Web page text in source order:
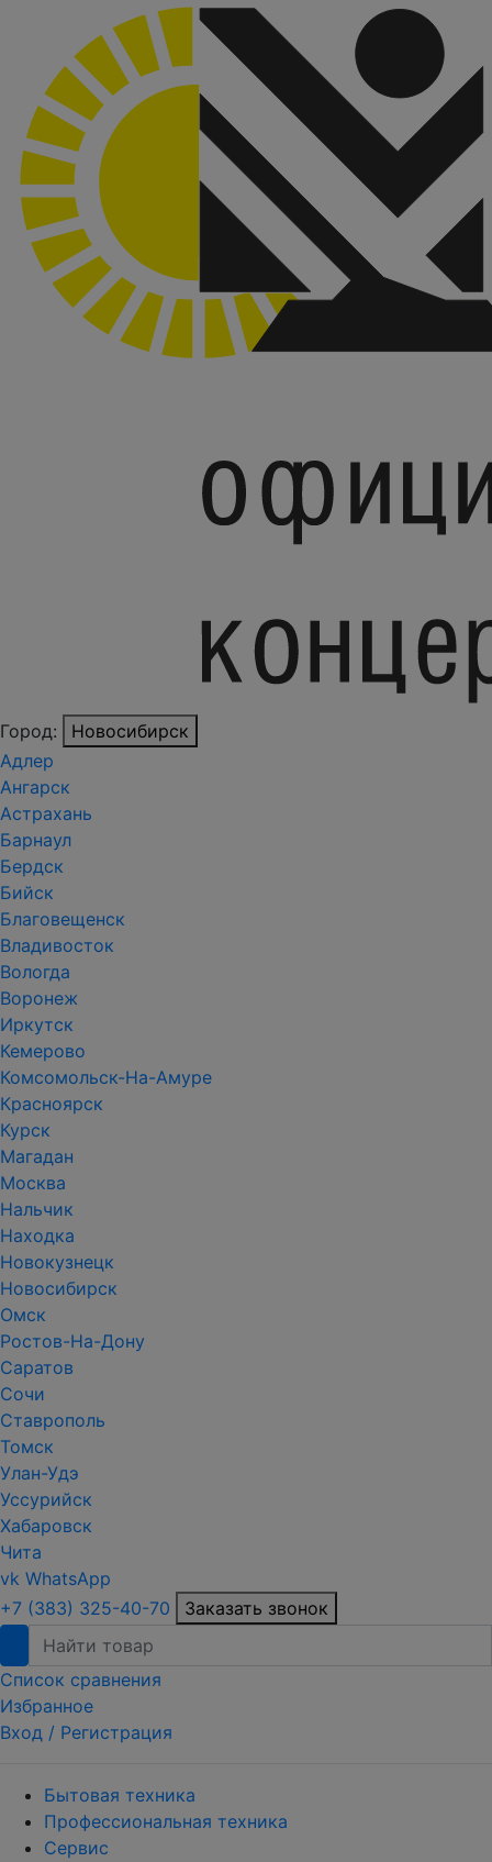
Город:
Новосибирск
Адлер
Ангарск
Астрахань
Барнаул
Бердск
Бийск
Благовещенск
Владивосток
Вологда
Воронеж
Иркутск
Кемерово
Комсомольск-На-Амуре
Красноярск
Курск
Магадан
Москва
Нальчик
Находка
Новокузнецк
Новосибирск
Омск
Ростов-На-Дону
Саратов
Сочи
Ставрополь
Томск
Улан-Удэ
Уссурийск
Хабаровск
Чита
vk WhatsApp
+7 (383) 325-40-70
Заказать звонок
Список сравнения
Избранное
Вход / Регистрация
Бытовая техника
Профессиональная техника
Сервис